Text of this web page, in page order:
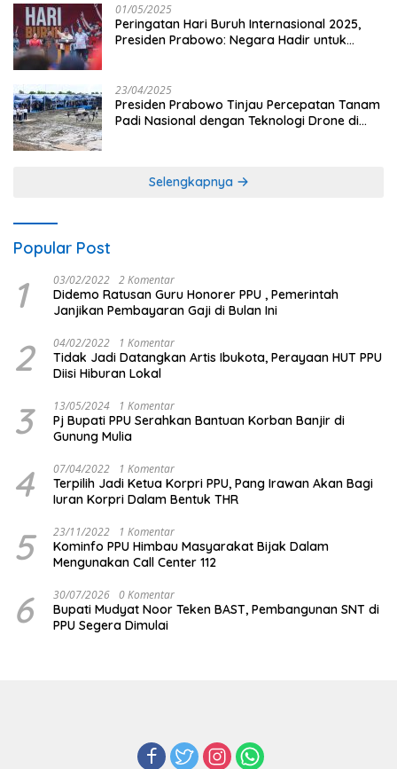
01/05/2025
Peringatan Hari Buruh Internasional 2025,
Presiden Prabowo: Negara Hadir untuk
23/04/2025
Presiden Prabowo Tinjau Percepatan Tanam
Padi Nasional dengan Teknologi Drone di
Selengkapnya
Popular Post
1 03/02/2022 2 Komentar
Didemo Ratusan Guru Honorer PPU , Pemerintah
Janjikan Pembayaran Gaji di Bulan Ini
2 04/02/2022 1 Komentar
Tidak Jadi Datangkan Artis Ibukota, Perayaan HUT PPU
Diisi Hiburan Lokal
3 13/05/2024 1 Komentar
Pj Bupati PPU Serahkan Bantuan Korban Banjir di
Gunung Mulia
4 07/04/2022 1 Komentar
Terpilih Jadi Ketua Korpri PPU, Pang Irawan Akan Bagi
Iuran Korpri Dalam Bentuk THR
5 23/11/2022 1 Komentar
Kominfo PPU Himbau Masyarakat Bijak Dalam
Mengunakan Call Center 112
6 30/07/2026 0 Komentar
Bupati Mudyat Noor Teken BAST, Pembangunan SNT di
PPU Segera Dimulai